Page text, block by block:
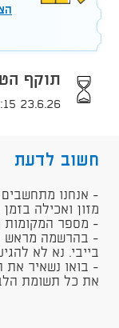
תוקף
23.6.26 17:15
חשוב לדעת
- אנחנו
מזון ואכילה
- מספר המקומות
- בהרשמה מראש
בייבי. נא לא
- בואו נשאיר את
את כל תשומת